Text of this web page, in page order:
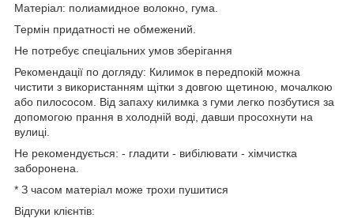
Матеріал: полиамидное волокно, гума.
Термін придатності не обмежений.
Не потребує спеціальних умов зберігання
Рекомендації по догляду: Килимок в передпокій можна
чистити з використанням щітки з довгою щетиною, мочалкою
або пилососом. Від запаху килимка з гуми легко позбутися за
допомогою прання в холодній воді, давши просохнути на
вулиці.
Не рекомендується: - гладити - вибілювати - хімчистка
заборонена.
* З часом матеріал може трохи пушитися
Відгуки клієнтів: